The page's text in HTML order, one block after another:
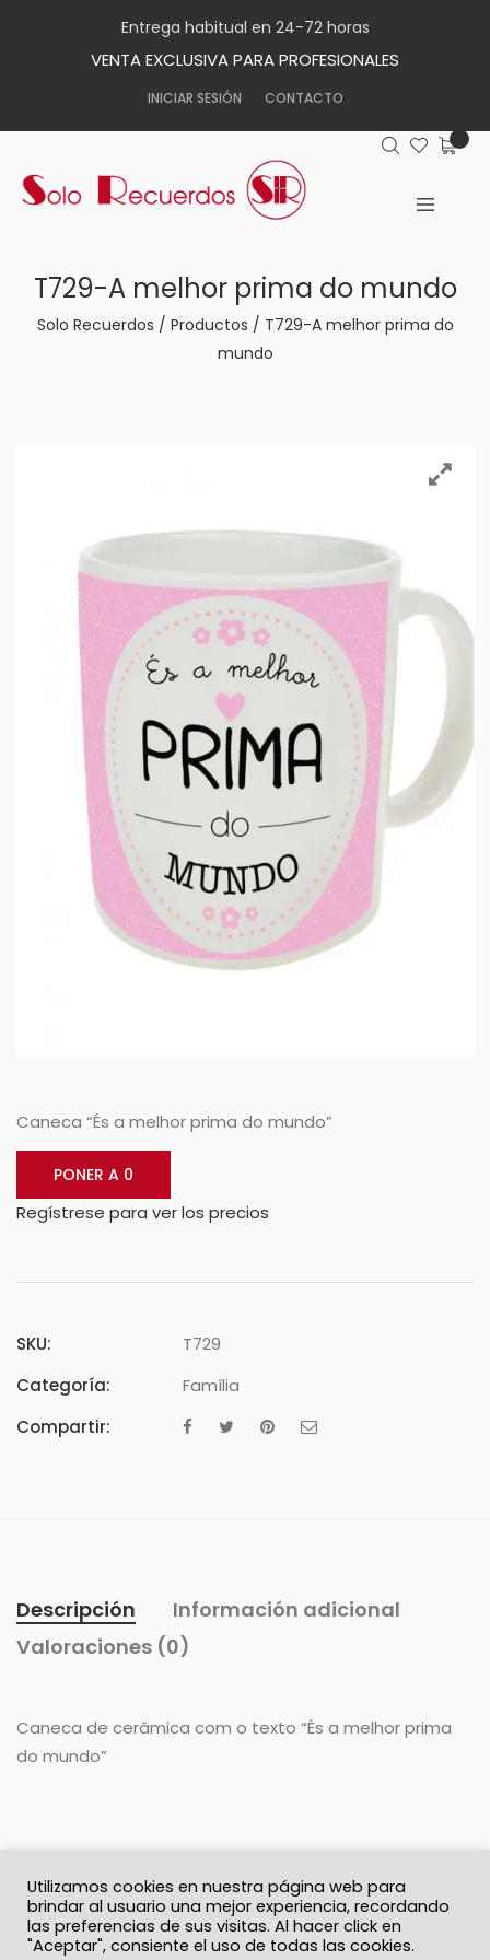
Entrega habitual en 24-72 horas
VENTA EXCLUSIVA PARA PROFESIONALES
INICIAR SESIÓN CONTACTO
T729-A melhor prima do mundo
Solo Recuerdos / Productos / T729-A melhor prima do
mundo
Caneca “És a melhor prima do mundo”
PONER A 0
Regístrese para ver los precios
SKU:
T729
Categoría:
Família
Compartir:
Descripción
Información adicional
Valoraciones (0)
Caneca de cerâmica com o texto “És a melhor prima
do mundo”
© 2026 Solo Recuerdos
Utilizamos cookies en nuestra página web para
brindar al usuario una mejor experiencia, recordando
las preferencias de sus visitas. Al hacer click en
"Aceptar", consiente el uso de todas las cookies.